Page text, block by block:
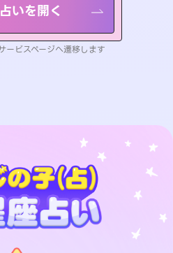
いを開く
ビスページへ遷移します